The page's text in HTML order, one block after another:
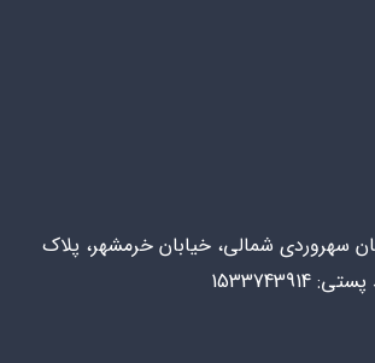
سهروردی شمالی، خیابان خرمشهر، پلاک